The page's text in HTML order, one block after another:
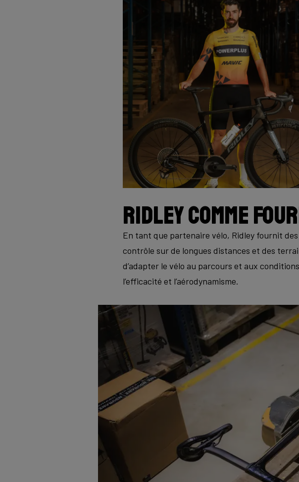
Ridley comme
En tant que partenaire vélo, Ridley fournit
contrôle sur de longues distances et des
d’adapter le vélo au parcours et aux
l’efficacité et l’aérodynamisme.